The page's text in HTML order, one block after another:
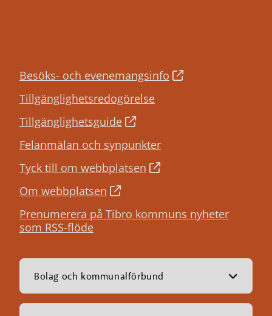
Besöks- och evenemangsinfo
Tillgänglighetsredogörelse
Tillgänglighetsguide
Felanmälan och synpunkter
Tyck till om webbplatsen
Om webbplatsen
Prenumerera på Tibro kommuns nyheter
som RSS-flöde
Bolag och kommunalförbund